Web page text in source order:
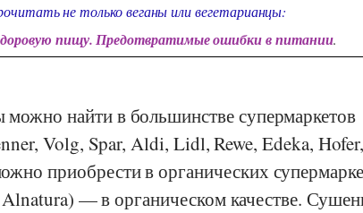
не только веганы или вегетарианцы:
пищу. Предотвратимые ошибки в питании.
найти в большинстве супермаркетов
, Volg, Spar,Aldi, Lidl,Rewe,Edeka, Hofer
приобрести в органических
Alnatura) — в органическом качестве.